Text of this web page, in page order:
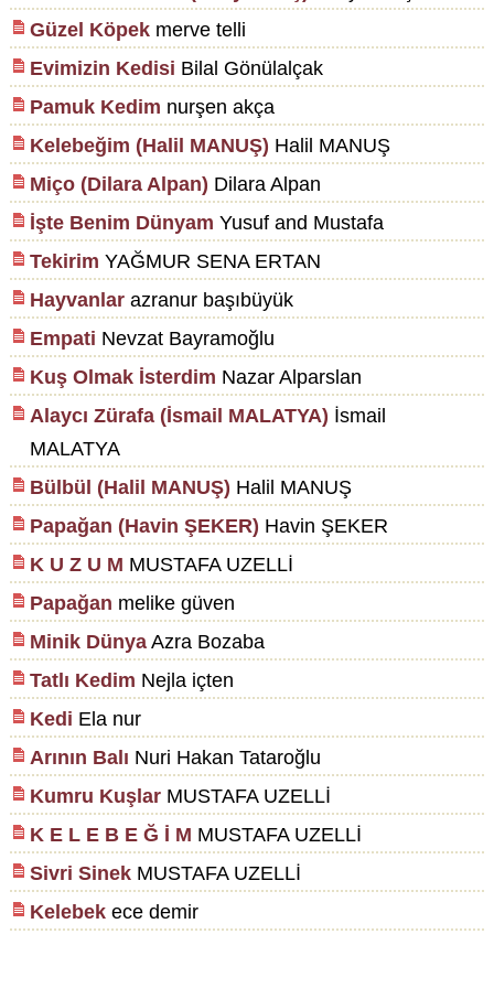
Güzel Köpekmerve telli
Evimizin Kedisi Bilal Gönülalçak
Pamuk Kedim nurşen akça
Kelebeğim (Halil MANUŞ) Halil MANUŞ
Miço (Dilara Alpan) Dilara Alpan
İşte Benim Dünyam Yusuf and Mustafa
Tekirim YAĞMUR SENA ERTAN
Hayvanlarazranur başıbüyük
Empati Nevzat Bayramoğlu
Kuş Olmak İsterdim Nazar Alparslan
Alaycı Zürafa (İsmail MALATYA) İsmail
MALATYA
Bülbül (Halil MANUŞ) Halil MANUŞ
Papağan (Havin ŞEKER) Havin ŞEKER
K U Z U M MUSTAFA UZELLİ
Papağan melike güven
Minik DünyaAzra Bozaba
Tatlı Kedim Nejla içten
Kedi Ela nur
Arının Balı Nuri Hakan Tataroğlu
Kumru KuşlarMUSTAFA UZELLİ
K E L E B E Ğ İ M MUSTAFA UZELLİ
Sivri SinekMUSTAFA UZELLİ
Kelebekece demir